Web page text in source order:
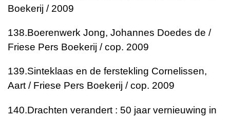
Boekerij / 2009
138.Boerenwerk Jong, Johannes Doedes de /
Friese Pers Boekerij / cop. 2009
139.Sinteklaas en de ferstekling Cornelissen,
Aart / Friese Pers Boekerij / cop. 2009
140.Drachten verandert : 50 jaar vernieuwing in